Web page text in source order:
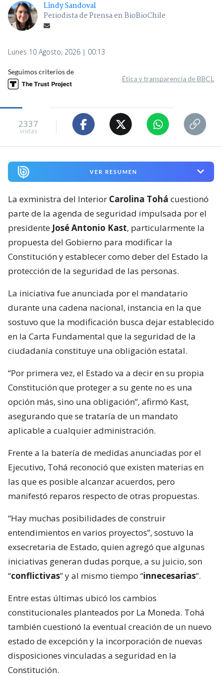
Lindy Sandoval
Periodista de Prensa en BioBioChile
Lunes 10 Agosto, 2026 | 00:13
Seguimos criterios de
Ética y transparencia de BBCL
2337
visitas
VER RESUMEN
La exministra del Interior Carolina Tohá cuestionó
parte de la agenda de seguridad impulsada por el
presidente José Antonio Kast, particularmente la
propuesta del Gobierno para modificar la
Constitución y establecer como deber del Estado la
protección de la seguridad de las personas.
La iniciativa fue anunciada por el mandatario
durante una cadena nacional, instancia en la que
sostuvo que la modificación busca dejar establecido
en la Carta Fundamental que la seguridad de la
ciudadanía constituye una obligación estatal.
“Por primera vez, el Estado va a decir en su propia
Constitución que proteger a su gente no es una
opción más, sino una obligación”, afirmó Kast,
asegurando que se trataría de un mandato
aplicable a cualquier administración.
Frente a la batería de medidas anunciadas por el
Ejecutivo, Tohá reconoció que existen materias en
las que es posible alcanzar acuerdos, pero
manifestó reparos respecto de otras propuestas.
“Hay muchas posibilidades de construir
entendimientos en varios proyectos”, sostuvo la
exsecretaria de Estado, quien agregó que algunas
iniciativas generan dudas porque, a su juicio, son
“conflictivas” y al mismo tiempo “innecesarias“.
Entre estas últimas ubicó los cambios
constitucionales planteados por La Moneda. Tohá
también cuestionó la eventual creación de un nuevo
estado de excepción y la incorporación de nuevas
disposiciones vinculadas a seguridad en la
Constitución.